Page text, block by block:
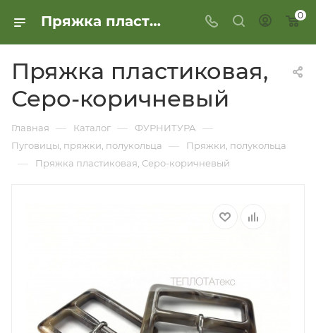
Пряжка пластиковая, Серо-коричневый 0
Пряжка пластиковая,
Серо-коричневый
Главная — Каталог — ФУРНИТУРА —
Пуговицы, пряжки, полукольца — Пряжки, полукольца
— Пряжка пластиковая, Серо-коричневый